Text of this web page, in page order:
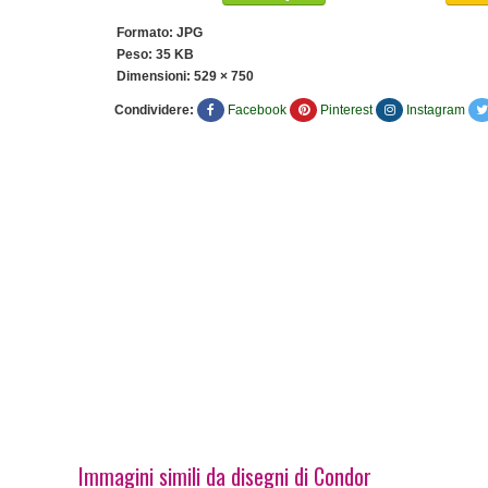
Formato: JPG
Peso: 35 KB
Dimensioni: 529 × 750
Condividere: Facebook Pinterest Instagram
Immagini simili da disegni di Condor